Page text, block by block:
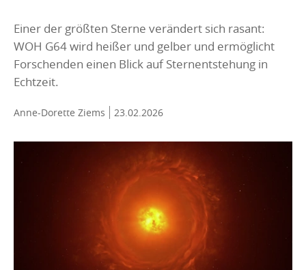
Einer der größten Sterne verändert sich rasant:
WOH G64 wird heißer und gelber und ermöglicht
Forschenden einen Blick auf Sternentstehung in
Echtzeit.
Anne-Dorette Ziems 23.02.2026